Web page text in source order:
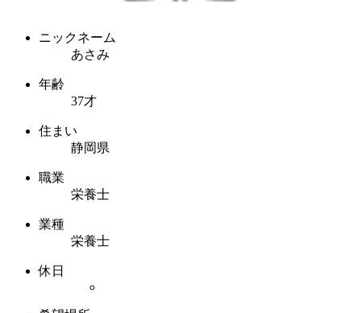
ニックネーム
あさみ
年齢
37才
住まい
静岡県
職業
栄養士
業種
栄養士
休日